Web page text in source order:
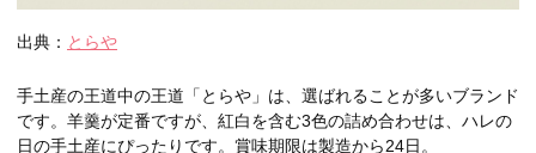
出典： とらや
手土産の王道中の王道「とらや」は、選ばれることが多いブランド
です。羊羹が定番ですが、紅白を含む3色の詰め合わせは、ハレの
日の手土産にぴったりです。賞味期限は製造から24日。